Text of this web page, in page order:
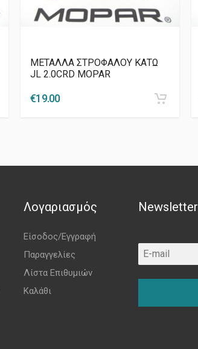
ΜΕΤΑΛΛΑ ΣΤΡΟΦΑΛΟΥ ΚΑΤΩ
JL 2.0CRD MOPAR
€19.00
Λογαριασμός
Είσοδος/Εγγραφή
Παραγγελίες
Λίστα Επιθυμιών
Καλάθι
Newsletter